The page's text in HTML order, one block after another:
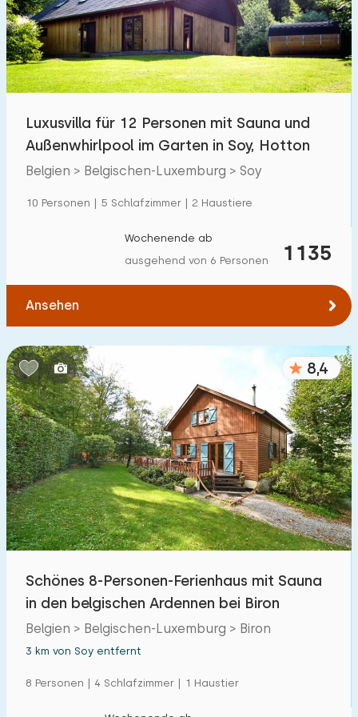
Schwimmbad 2
Eingezäunter Garten 6
Haustierfrei 2
Ladestation Auto
€ 0 — € 1000+
Schlafzimmern:
1 2 3 4 5
Badezimmer:
1 2 3 4 5
Entfernungen
Von Soy(max. km):
Luxusvilla für 12 Personen mit Sauna und
Außenwhirlpool im Garten in Soy, Hotton
Belgien > Belgischen-Luxemburg > Soy
10 Personen | 5 Schlafzimmer | 2 Haustiere
1135
Wochenende ab
ausgehend von 6 Personen
Ansehen
8,4
Schönes 8-Personen-Ferienhaus mit Sauna
in den belgischen Ardennen bei Biron
Belgien > Belgischen-Luxemburg > Biron
3 km von Soy entfernt
8 Personen | 4 Schlafzimmer | 1 Haustier